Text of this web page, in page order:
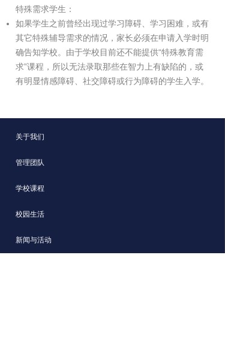
特殊需求学生：
如果学生之前曾经出现过学习障碍、学习困难，或有
其它特殊辅导需求的情况，家长必须在申请入学时明
确告知学校。由于学校目前还不能提供“特殊教育需
求”课程，所以无法录取那些在智力上有缺陷的，或
有明显情感障碍、社交障碍或行为障碍的学生入学。
关于我们
管理团队
学校课程
校园生活
新闻与活动